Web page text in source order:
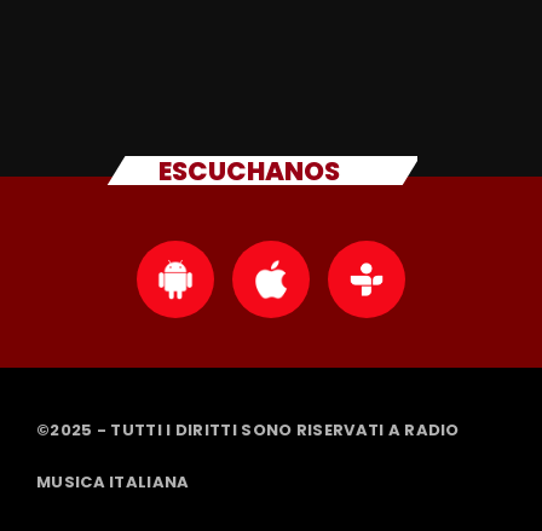
ESCUCHANOS
©2025 - TUTTI I DIRITTI SONO RISERVATI A RADIO
MUSICA ITALIANA